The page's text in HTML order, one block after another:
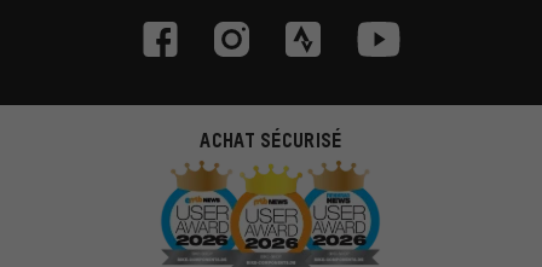
ACHAT SÉCURISÉ